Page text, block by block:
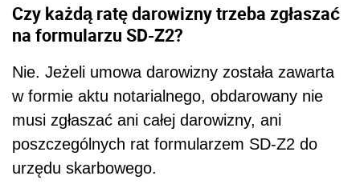
Czy każdą ratę darowizny trzeba zgłaszać
na formularzu SD-Z2?
Nie. Jeżeli umowa darowizny została zawarta
w formie aktu notarialnego, obdarowany nie
musi zgłaszać ani całej darowizny, ani
poszczególnych rat formularzem SD-Z2 do
urzędu skarbowego.